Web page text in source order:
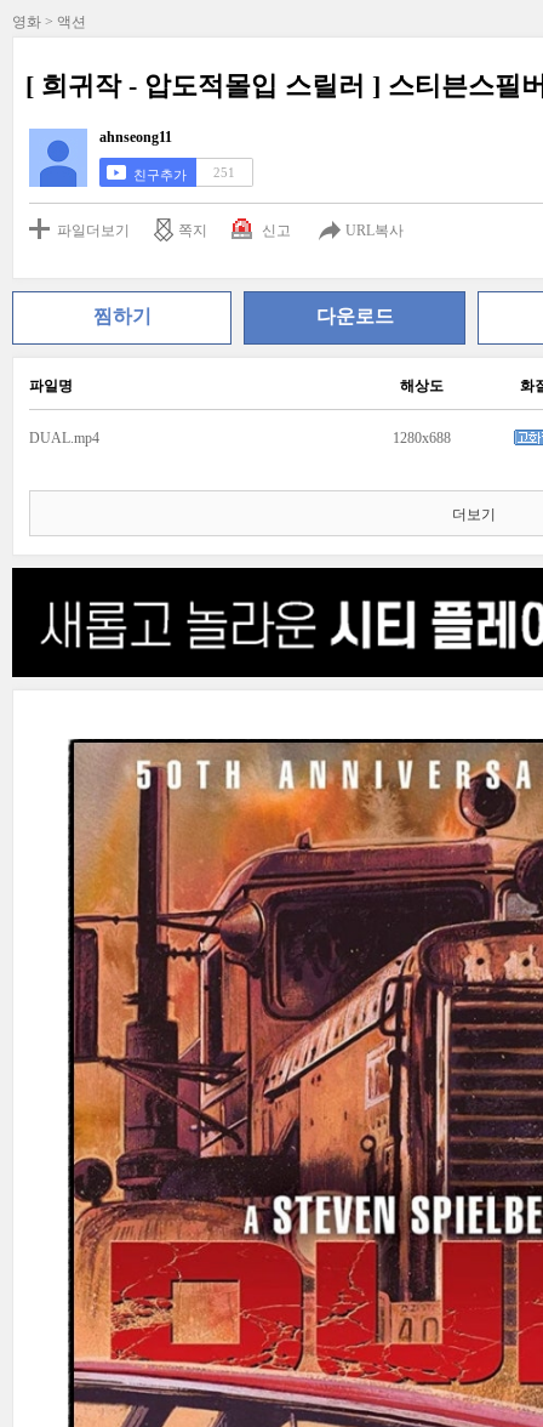
영화 > 액션
[ 희귀작 - 압도적몰입 스릴러 ] 스티븐스필
ahnseong11
친구추가 251
파일더보기 쪽지 신고 URL복사
찜하기 다운로드
파일명 해상도 화
DUAL.mp4 1280x688
더보기